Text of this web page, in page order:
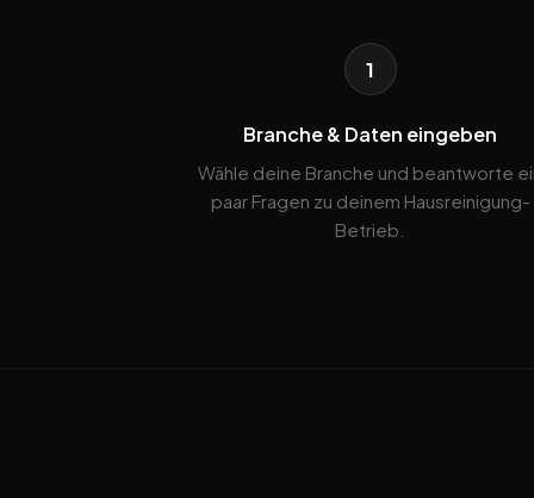
1
Branche & Daten eingeben
Wähle deine Branche und beantworte
paar Fragen zu deinem Hausreinigung-
Betrieb.